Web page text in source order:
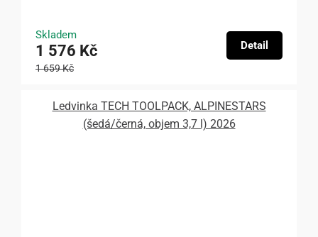
Skladem
1 576 Kč
1 659 Kč
Detail
Ledvinka TECH TOOLPACK, ALPINESTARS
(šedá/černá, objem 3,7 l) 2026